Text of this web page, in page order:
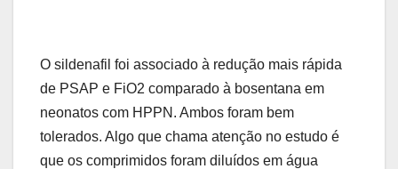
O sildenafil foi associado à redução mais rápida
de PSAP e FiO2 comparado à bosentana em
neonatos com HPPN. Ambos foram bem
tolerados. Algo que chama atenção no estudo é
que os comprimidos foram diluídos em água